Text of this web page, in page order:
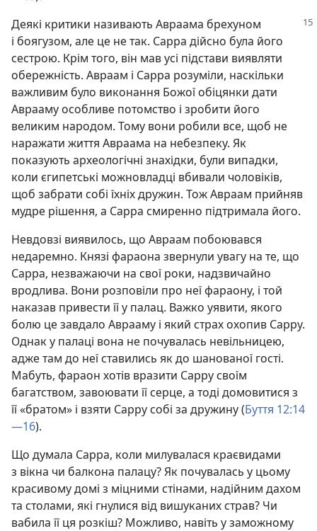
Деякі критики називають Авраама брехуном
і боягузом, але це не так. Сарра дійсно була його
сестрою. Крім того, він мав усі підстави виявляти
обережність. Авраам і Сарра розуміли, наскільки
важливим було виконання Божої обіцянки дати
Аврааму особливе потомство і зробити його
великим народом. Тому вони робили все, щоб не
наражати життя Авраама на небезпеку. Як
показують археологічні знахідки, були випадки,
коли єгипетські можновладці вбивали чоловіків,
щоб забрати собі їхніх дружин. Тож Авраам прийняв
мудре рішення, а Сарра смиренно підтримала його.
Невдовзі виявилось, що Авраам побоювався
недаремно. Князі фараона звернули увагу на те, що
Сарра, незважаючи на свої роки, надзвичайно
вродлива. Вони розповіли про неї фараону, і той
наказав привести її у палац. Важко уявити, якого
болю це завдало Аврааму і який страх охопив Сарру.
Однак у палаці вона не почувалась невільницею,
адже там до неї ставились як до шанованої гості.
Мабуть, фараон хотів вразити Сарру своїм
багатством, завоювати її серце, а тоді домовитися з
її «братом» і взяти Сарру собі за дружину (Буття 12:14
—16).
Що думала Сарра, коли милувалася краєвидами
з вікна чи балкона палацу? Як почувалась у цьому
красивому домі з міцними стінами, надійним дахом
та столами, які гнулися від вишуканих страв? Чи
вабила її ця розкіш? Можливо, навіть у заможному